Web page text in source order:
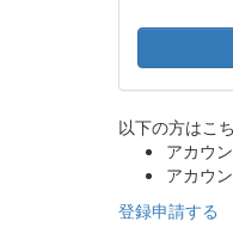
以下の方はこ
アカウ
アカウ
登録申請する